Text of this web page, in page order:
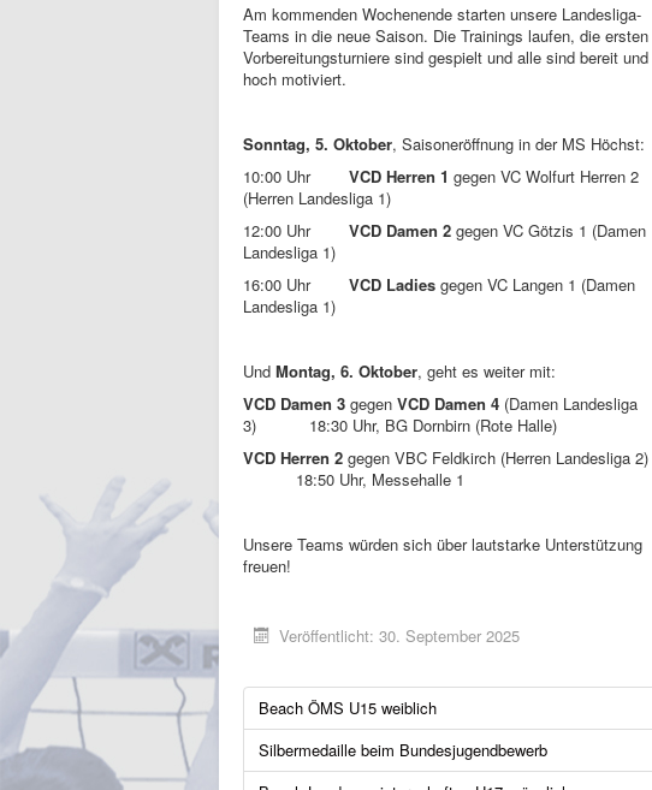
Am kommenden Wochenende starten unsere Landesliga-
Teams in die neue Saison. Die Trainings laufen, die ersten
Vorbereitungsturniere sind gespielt und alle sind bereit und
hoch motiviert.
Sonntag, 5. Oktober, Saisoneröffnung in der MS Höchst:
10:00 Uhr VCD Herren 1 gegen VC Wolfurt Herren 2
(Herren Landesliga 1)
12:00 Uhr VCD Damen 2 gegen VC Götzis 1 (Damen
Landesliga 1)
16:00 Uhr VCD Ladies gegen VC Langen 1 (Damen
Landesliga 1)
Und Montag, 6. Oktober, geht es weiter mit:
VCD Damen 3 gegen VCD Damen 4 (Damen Landesliga
3) 18:30 Uhr, BG Dornbirn (Rote Halle)
VCD Herren 2 gegen VBC Feldkirch (Herren Landesliga 2)
18:50 Uhr, Messehalle 1
Unsere Teams würden sich über lautstarke Unterstützung
freuen!
Veröffentlicht: 30. September 2025
Beach ÖMS U15 weiblich
Silbermedaille beim Bundesjugendbewerb